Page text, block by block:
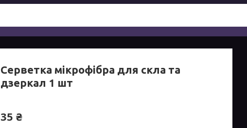
Серветка мікрофібра для скла та
дзеркал 1 шт
35 ₴